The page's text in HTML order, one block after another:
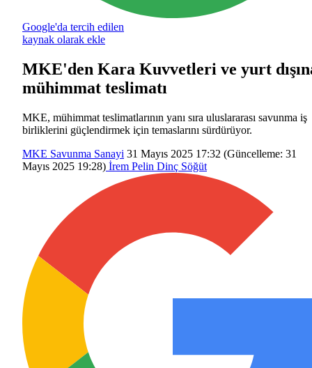
Google'da tercih edilen
kaynak olarak ekle
MKE'den Kara Kuvvetleri ve yurt
mühimmat teslimatı
MKE, mühimmat teslimatlarının yanı sıra uluslararası savunma iş
birliklerini güçlendirmek için temaslarını sürdürüyor.
MKE Savunma Sanayi 31 Mayıs 2025 17:32 (Güncelleme: 31
Mayıs 2025 19:28) İrem Pelin Dinç Söğüt